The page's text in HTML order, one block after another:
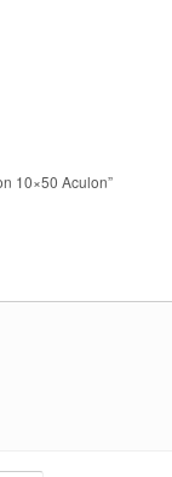
10×50 Aculon”